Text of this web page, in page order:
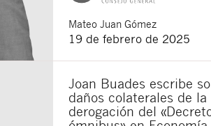
Mateo Juan Gómez
19 de febrero de 2025
Joan Buades escribe
daños colaterales de la
derogación del